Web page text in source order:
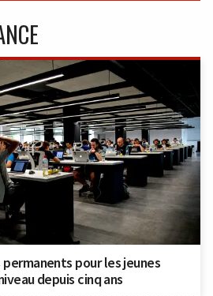
permanents pour les jeunes
depuis cinq ans